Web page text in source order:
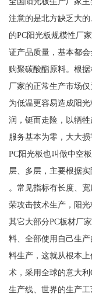
注意的是北方缺乏大
的PC阳光板规模性厂
证产品质量，基本都
购聚碳酸酯原料。根
厂家的正常生产市场仅
为低温更容易造成阳
润，铤而走险，以牺
服务基本为零，大大损
PC阳光板也叫做中空
层、多层，主要根据
。常见指标有长度、
荣攻击技术生产，阳
其它大部分PC板材厂
料、全部使用自己生
料生产，这就从根本
术，采用全球的意大利
生产线、世界的生产工